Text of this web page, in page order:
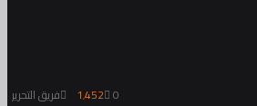
فريق التحرير
0 1٬452